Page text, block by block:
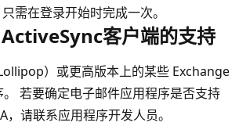
需在登录开始时完成一次。
客户端的支持
）或更高版本上的某些 Exchange
若要确定电子邮件应用程序是否支持
请联系应用程序开发人员。